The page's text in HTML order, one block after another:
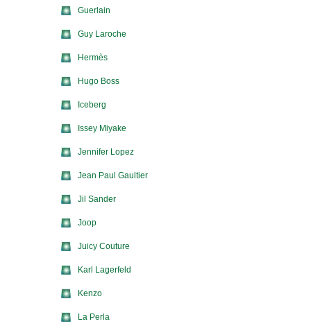
Guerlain
Guy Laroche
Hermès
Hugo Boss
Iceberg
Issey Miyake
Jennifer Lopez
Jean Paul Gaultier
Jil Sander
Joop
Juicy Couture
Karl Lagerfeld
Kenzo
La Perla